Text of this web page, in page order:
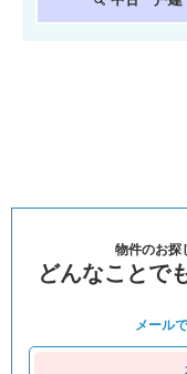
物件のお探
どんなことで
メール